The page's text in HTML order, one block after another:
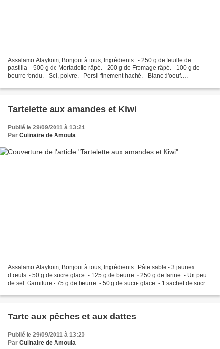
Assalamo Alaykom, Bonjour à tous, Ingrédients : - 250 g de feuille de
pastilla. - 500 g de Mortadelle râpé. - 200 g de Fromage râpé. - 100 g de
beurre fondu. - Sel, poivre. - Persil finement haché. - Blanc d'oeuf.
Tartelette aux amandes et Kiwi
Publié le 29/09/2011 à 13:24
Par Culinaire de Amoula
Assalamo Alaykom, Bonjour à tous, Ingrédients : Pâte sablé - 3 jaunes
d’œufs. - 50 g de sucre glace. - 125 g de beurre. - 250 g de farine. - Un peu
de sel. Garniture - 75 g de beurre. - 50 g de sucre glace. - 1 sachet de sucre
Tarte aux pêches et aux dattes
Publié le 29/09/2011 à 13:20
Par Culinaire de Amoula